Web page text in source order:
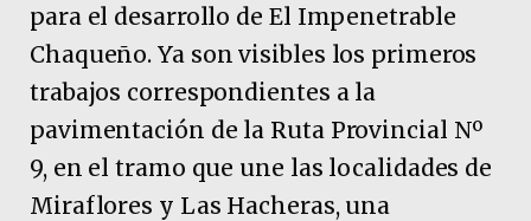
para el desarrollo de El Impenetrable
Chaqueño. Ya son visibles los primeros
trabajos correspondientes a la
pavimentación de la Ruta Provincial Nº
9, en el tramo que une las localidades de
Miraflores y Las Hacheras, una